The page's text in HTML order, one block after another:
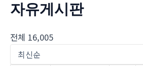
자유게시판
전체 16,005